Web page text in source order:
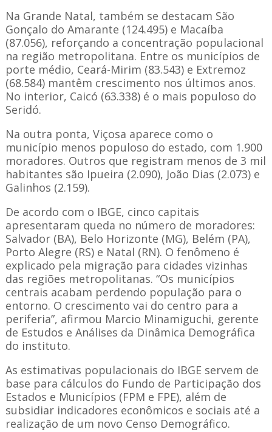
Na Grande Natal, também se destacam São
Gonçalo do Amarante (124.495) e Macaíba
(87.056), reforçando a concentração populacional
na região metropolitana. Entre os municípios de
porte médio, Ceará-Mirim (83.543) e Extremoz
(68.584) mantêm crescimento nos últimos anos.
No interior, Caicó (63.338) é o mais populoso do
Seridó.
Na outra ponta, Viçosa aparece como o
município menos populoso do estado, com 1.900
moradores. Outros que registram menos de 3 mil
habitantes são Ipueira (2.090), João Dias (2.073) e
Galinhos (2.159).
De acordo com o IBGE, cinco capitais
apresentaram queda no número de moradores:
Salvador (BA), Belo Horizonte (MG), Belém (PA),
Porto Alegre (RS) e Natal (RN). O fenômeno é
explicado pela migração para cidades vizinhas
das regiões metropolitanas. “Os municípios
centrais acabam perdendo população para o
entorno. O crescimento vai do centro para a
periferia”, afirmou Marcio Minamiguchi, gerente
de Estudos e Análises da Dinâmica Demográfica
do instituto.
As estimativas populacionais do IBGE servem de
base para cálculos do Fundo de Participação dos
Estados e Municípios (FPM e FPE), além de
subsidiar indicadores econômicos e sociais até a
realização de um novo Censo Demográfico.